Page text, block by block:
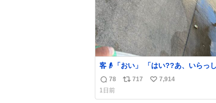
客👴「おい」 「はい??あ、いらっしゃいま
せ」 👴「さっきからずっと水出しっぱなしで
もったいないだろ」 「静電気を逃がし、熱く
なった地面の温度を下げ、引火事故
返
信
78
リ
717
い
7,914
1日前